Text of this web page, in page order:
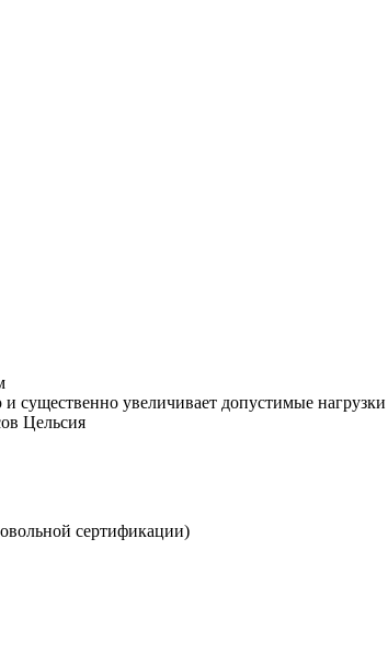
существенно увеличивает допустимые нагрузки
Цельсия
сертификации)